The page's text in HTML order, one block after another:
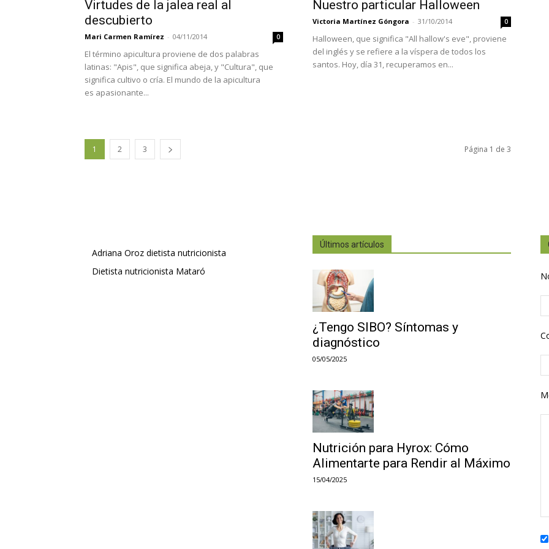
Virtudes de la jalea real al
descubierto
Mari Carmen Ramírez - 04/11/2014 0
El término apicultura proviene de dos palabras
latinas: "Apis", que significa abeja, y "Cultura", que
significa cultivo o cría. El mundo de la apicultura
es apasionante...
Nuestro particular Halloween
Victoria Martínez Góngora - 31/10/2014 0
Halloween, que significa "All hallow's eve", proviene
del inglés y se refiere a la víspera de todos los
santos. Hoy, día 31, recuperamos en...
1 2 3 Página 1 de 3
Adriana Oroz dietista nutricionista
Dietista nutricionista Mataró
Últimos artículos
¿Tengo SIBO? Síntomas y
diagnóstico
05/05/2025
Nutrición para Hyrox: Cómo
Alimentarte para Rendir al Máximo
15/04/2025